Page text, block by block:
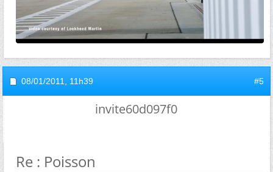
08/01/2011, 11h39 #5
invite60d097f0
Re : Poisson